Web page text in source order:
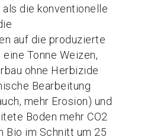
die konventionelle
auf die produzierte
Tonne Weizen,
ohne Herbizide
Bearbeitung
mehr Erosion) und
Boden mehr CO2
Bio im Schnitt um 25